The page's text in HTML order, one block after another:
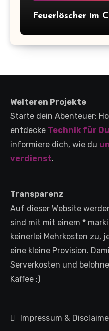
Feuerlöscher im
(+Kaufberatung)
Weiteren Projekte
Starte dein Abenteuer:
entdecke Technik für
informiere dich, wie du
verdienst.
Transparenz
Auf dieser Website
sind mit mit einem *
keinerlei Mehrkosten zu,
eine kleine Provision.
Serverkosten und
Kaffee :)
Impressum &